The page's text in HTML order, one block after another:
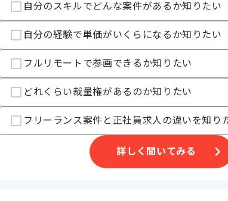
業の案件でございます。
ですので、
ド案件のご提案も差し上げる場合がございます。
極的に導入し、
が出来る環境でございます。
期的に参画されたい方にオススメの案件です。
ております。
自分のスキルでどんな案件があるか知りたい
自分の経験で単価がいくらになるか知りたい
フルリモートで参画できるか知りたい
どれくらい裁量権があるのか知りたい
フリーランス案件と正社員求人の違いを知り
詳しく聞いてみる